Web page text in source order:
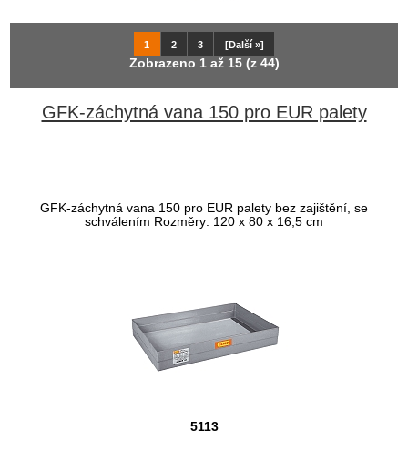
1 2 3 [Další »]
Zobrazeno 1až 15(z 44)
GFK-záchytná vana 150 pro EUR palety
GFK-záchytná vana 150 pro EUR palety bez zajištění, se
schválením Rozměry: 120 x 80 x 16,5 cm
5113